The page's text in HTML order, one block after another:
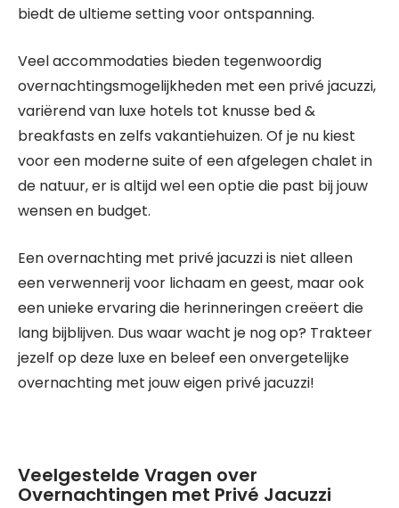
biedt de ultieme setting voor ontspanning.
Veel accommodaties bieden tegenwoordig
overnachtingsmogelijkheden met een privé jacuzzi,
variërend van luxe hotels tot knusse bed &
breakfasts en zelfs vakantiehuizen. Of je nu kiest
voor een moderne suite of een afgelegen chalet in
de natuur, er is altijd wel een optie die past bij jouw
wensen en budget.
Een overnachting met privé jacuzzi is niet alleen
een verwennerij voor lichaam en geest, maar ook
een unieke ervaring die herinneringen creëert die
lang bijblijven. Dus waar wacht je nog op? Trakteer
jezelf op deze luxe en beleef een onvergetelijke
overnachting met jouw eigen privé jacuzzi!
Veelgestelde Vragen over
Overnachtingen met Privé Jacuzzi